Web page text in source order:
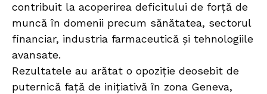
contribuit la acoperirea deficitului de forță de
muncă în domenii precum sănătatea, sectorul
financiar, industria farmaceutică și tehnologiile
avansate.
Rezultatele au arătat o opoziție deosebit de
puternică față de inițiativă în zona Geneva,